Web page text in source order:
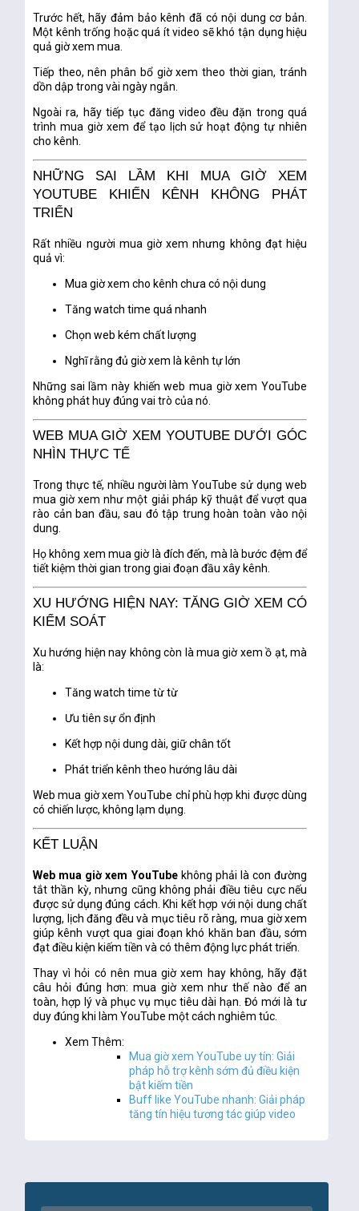
Trước hết, hãy đảm bảo kênh đã có nội dung cơ bản.
Một kênh trống hoặc quá ít video sẽ khó tận dụng hiệu
quả giờ xem mua.
Tiếp theo, nên phân bổ giờ xem theo thời gian, tránh
dồn dập trong vài ngày ngắn.
Ngoài ra, hãy tiếp tục đăng video đều đặn trong quá
trình mua giờ xem để tạo lịch sử hoạt động tự nhiên
cho kênh.
NHỮNG SAI LẦM KHI MUA GIỜ XEM
YOUTUBE KHIẾN KÊNH KHÔNG PHÁT
TRIỂN
Rất nhiều người mua giờ xem nhưng không đạt hiệu
quả vì:
Mua giờ xem cho kênh chưa có nội dung
Tăng watch time quá nhanh
Chọn web kém chất lượng
Nghĩ rằng đủ giờ xem là kênh tự lớn
Những sai lầm này khiến web mua giờ xem YouTube
không phát huy đúng vai trò của nó.
WEB MUA GIỜ XEM YOUTUBE DƯỚI GÓC
NHÌN THỰC TẾ
Trong thực tế, nhiều người làm YouTube sử dụng web
mua giờ xem nhưmột giải pháp kỹ thuậtđể vượt qua
rào cản ban đầu, sau đó tập trung hoàn toàn vào nội
dung.
Họ không xem mua giờ là đích đến, mà là bước đệm để
tiết kiệm thời gian trong giai đoạn đầu xây kênh.
XU HƯỚNG HIỆN NAY: TĂNG GIỜ XEM CÓ
KIỂM SOÁT
Xu hướng hiện nay không còn là mua giờ xem ồ ạt, mà
là:
Tăng watch time từ từ
Ưu tiên sự ổn định
Kết hợp nội dung dài, giữ chân tốt
Phát triển kênh theo hướng lâu dài
Web mua giờ xem YouTube chỉ phù hợp khi được dùng
có chiến lược, không lạm dụng.
KẾT LUẬN
Web mua giờ xem YouTubekhông phải là con đường
tắt thần kỳ, nhưng cũng không phải điều tiêu cực nếu
được sử dụng đúng cách. Khi kết hợp với nội dung chất
lượng, lịch đăng đều và mục tiêu rõ ràng, mua giờ xem
giúp kênh vượt qua giai đoạn khó khăn ban đầu, sớm
đạt điều kiện kiếm tiền và có thêm động lực phát triển.
Thay vì hỏi có nên mua giờ xem hay không, hãy đặt
câu hỏi đúng hơn: mua giờ xem như thế nào để an
toàn, hợp lý và phục vụ mục tiêu dài hạn . Đó mới là tư
duy đúng khi làm YouTube một cách nghiêm túc.
Xem Thêm:
Mua giờ xem YouTube uy tín: Giải
pháp hỗ trợ kênh sớm đủ điều kiện
bật kiếm tiền
Buff like YouTube nhanh: Giải pháp
tăng tín hiệu tương tác giúp video